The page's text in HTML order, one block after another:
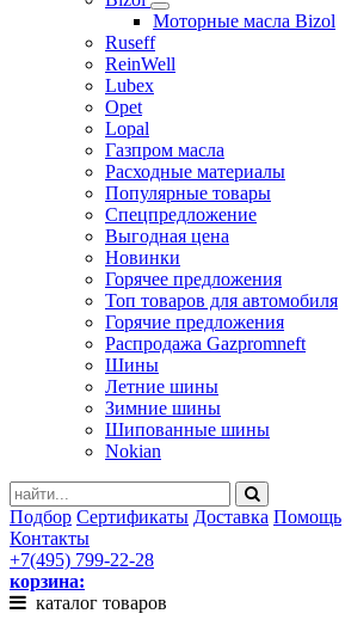
Моторные масла Bizol
Ruseff
ReinWell
Lubex
Opet
Lopal
Газпром масла
Расходные материалы
Популярные товары
Спецпредложение
Выгодная цена
Новинки
Горячее предложения
Топ товаров для автомобиля
Горячие предложения
Распродажа Gazpromneft
Шины
Летние шины
Зимние шины
Шипованные шины
Nokian
Подбор Сертификаты Доставка Помощь
Контакты
+7(495) 799-22-28
корзина:
каталог товаров